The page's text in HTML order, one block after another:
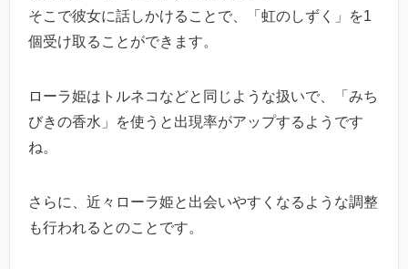
そこで彼女に話しかけることで、「虹のしずく」を1
個受け取ることができます。
ローラ姫はトルネコなどと同じような扱いで、「みち
びきの香水」を使うと出現率がアップするようです
ね。
さらに、近々ローラ姫と出会いやすくなるような調整
も行われるとのことです。